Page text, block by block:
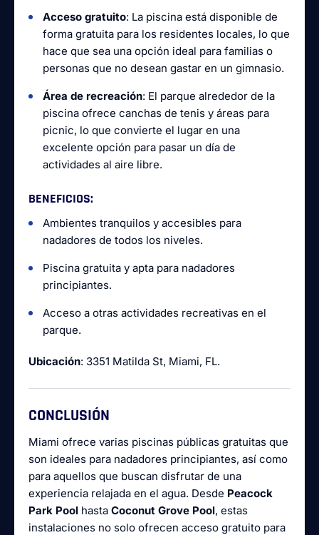
Acceso gratuito: La piscina está disponible de
forma gratuita para los residentes locales, lo que
hace que sea una opción ideal para familias o
personas que no desean gastar en un gimnasio.
Área de recreación: El parque alrededor de la
piscina ofrece canchas de tenis y áreas para
picnic, lo que convierte el lugar en una
excelente opción para pasar un día de
actividades al aire libre.
BENEFICIOS:
Ambientes tranquilos y accesibles para
nadadores de todos los niveles.
Piscina gratuita y apta para nadadores
principiantes.
Acceso a otras actividades recreativas en el
parque.
Ubicación: 3351 Matilda St, Miami, FL.
CONCLUSIÓN
Miami ofrece varias piscinas públicas gratuitas que
son ideales para nadadores principiantes, así como
para aquellos que buscan disfrutar de una
experiencia relajada en el agua. Desde Peacock
Park Pool hasta Coconut Grove Pool, estas
instalaciones no solo ofrecen acceso gratuito para